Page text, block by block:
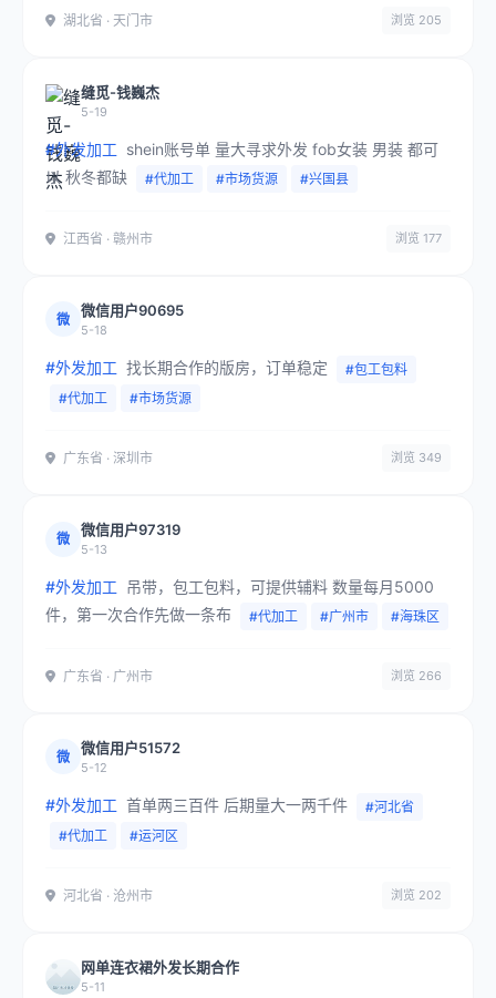
湖北省 · 天门市 浏览 205
缝觅-钱巍杰
5-19
#外发加工 shein账号单 量大寻求外发 fob女装 男装 都可
以 秋冬都缺
#代加工 #市场货源 #兴国县
江西省 · 赣州市 浏览 177
微
微信用户90695
5-18
#外发加工 找长期合作的版房，订单稳定
#包工包料
#代加工
#市场货源
广东省 · 深圳市 浏览 349
微
微信用户97319
5-13
#外发加工 吊带，包工包料，可提供辅料 数量每月5000
件，第一次合作先做一条布
#代加工 #广州市 #海珠区
广东省 · 广州市 浏览 266
微
微信用户51572
5-12
#外发加工 首单两三百件 后期量大一两千件
#河北省
#代加工
#运河区
河北省 · 沧州市 浏览 202
网单连衣裙外发长期合作
5-11